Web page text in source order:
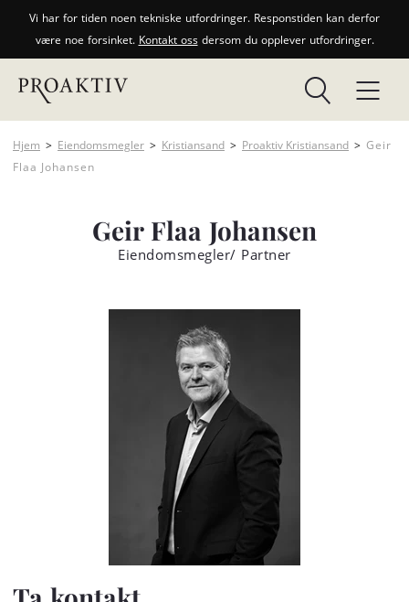
Vi har for tiden noen tekniske utfordringer. Responstiden kan derfor
være noe forsinket. Kontakt ossdersom du opplever utfordringer.
Hjem > Eiendomsmegler > Kristiansand > Proaktiv Kristiansand > Geir
Flaa Johansen
Geir Flaa Johansen
Eiendomsmegler/ Partner